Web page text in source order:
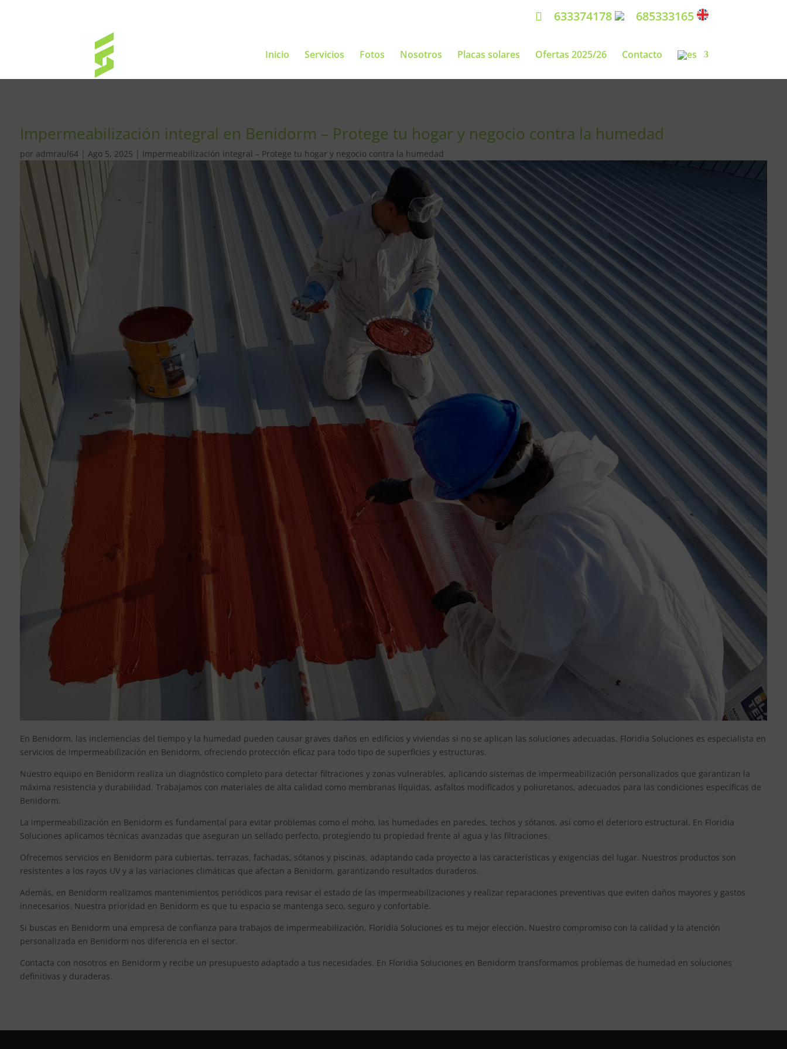
633374178 685333165
Inicio Servicios Fotos Nosotros Placas solares Ofertas 2025/26 Contacto
Impermeabilización integral en Benidorm – Protege tu hogar y negocio contra la humedad
por admraul64| Ago 5, 2025 | Impermeabilización integral – Protege tu hogar y negocio contra la humedad
En Benidorm, las inclemencias del tiempo y la humedad pueden causar graves daños en edificios y viviendas si no se aplican las soluciones adecuadas. Floridia Soluciones es especialista en
servicios de impermeabilización en Benidorm, ofreciendo protección eficaz para todo tipo de superficies y estructuras.
Nuestro equipo en Benidorm realiza un diagnóstico completo para detectar filtraciones y zonas vulnerables, aplicando sistemas de impermeabilización personalizados que garantizan la
máxima resistencia y durabilidad. Trabajamos con materiales de alta calidad como membranas líquidas, asfaltos modificados y poliuretanos, adecuados para las condiciones específicas de
Benidorm.
La impermeabilización en Benidorm es fundamental para evitar problemas como el moho, las humedades en paredes, techos y sótanos, así como el deterioro estructural. En Floridia
Soluciones aplicamos técnicas avanzadas que aseguran un sellado perfecto, protegiendo tu propiedad frente al agua y las filtraciones.
Ofrecemos servicios en Benidorm para cubiertas, terrazas, fachadas, sótanos y piscinas, adaptando cada proyecto a las características y exigencias del lugar. Nuestros productos son
resistentes a los rayos UV y a las variaciones climáticas que afectan a Benidorm, garantizando resultados duraderos.
Además, en Benidorm realizamos mantenimientos periódicos para revisar el estado de las impermeabilizaciones y realizar reparaciones preventivas que eviten daños mayores y gastos
innecesarios. Nuestra prioridad en Benidorm es que tu espacio se mantenga seco, seguro y confortable.
Si buscas en Benidorm una empresa de confianza para trabajos de impermeabilización, Floridia Soluciones es tu mejor elección. Nuestro compromiso con la calidad y la atención
personalizada en Benidorm nos diferencia en el sector.
Contacta con nosotros en Benidorm y recibe un presupuesto adaptado a tus necesidades. En Floridia Soluciones en Benidorm transformamos problemas de humedad en soluciones
definitivas y duraderas.